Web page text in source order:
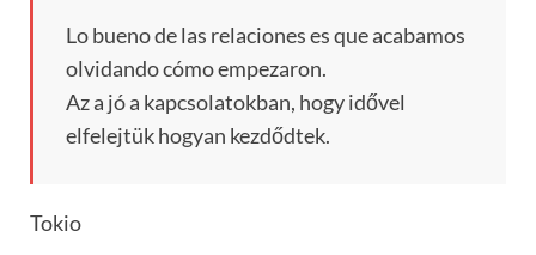
Lo bueno de las relaciones es que acabamos
olvidando cómo empezaron.
Az a jó a kapcsolatokban, hogy idővel
elfelejtük hogyan kezdődtek.
Tokio